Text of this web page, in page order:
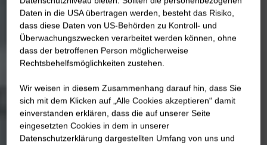
Daten in die USA übertragen werden, besteht das Risiko,
dass diese Daten von US-Behörden zu Kontroll- und
Überwachungszwecken verarbeitet werden können, ohne
dass der betroffenen Person möglicherweise
Rechtsbehelfsmöglichkeiten zustehen.
Wir weisen in diesem Zusammenhang darauf hin, dass Sie
sich mit dem Klicken auf „Alle Cookies akzeptieren“ damit
ein­ver­standen erklären, dass die auf unserer Seite
eingesetzten Cookies in dem in unserer
Datenschutzerklärung dargestellten Umfang von uns und